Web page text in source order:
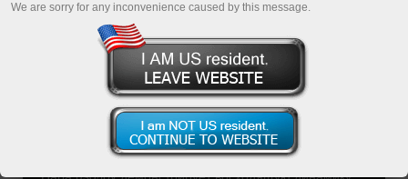
Популярная аналитика
USD/JPY. Интервенция не сломила
тренд: доллар уверенно возвращает
утраченные позиции
Пара usd/jpy демонстрирует восходящую динамику
We are sorry for any inconvenience caused by this message.